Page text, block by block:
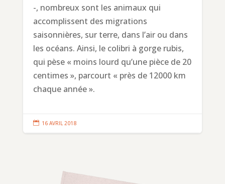
-, nombreux sont les animaux qui
accomplissent des migrations
saisonnières, sur terre, dans l’air ou dans
les océans. Ainsi, le colibri à gorge rubis,
qui pèse « moins lourd qu’une pièce de 20
centimes », parcourt « près de 12000 km
chaque année ».
 16 AVRIL 2018